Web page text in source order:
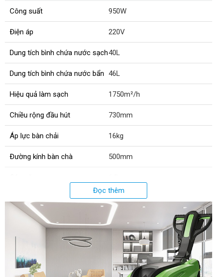
Công suất 950W
Điện áp 220V
Dung tích bình chứa nước sạch40L
Dung tích bình chứa nước bẩn 46L
Hiệu quả làm sạch 1750m²/h
Chiều rộng đầu hút 730mm
Áp lực bàn chải 16kg
Đường kính bàn chà 500mm
Kích thước đóng gói 855 x 580 x 1220mm
Xuất xứ: Italy
Đọc thêm